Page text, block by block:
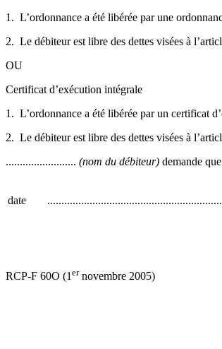
1. L’ordonnance a été libérée par une
2. Le débiteur est libre des dettes visées à
OU
Certificat d’exécution intégrale
1. L’ordonnance a été libérée par un certificat
2. Le débiteur est libre des dettes visées à
......................... (nom du débiteur) demande
date
RCP-F 60O (1 ernovembre 2005)